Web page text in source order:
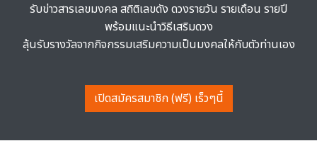
รับข่าวสารเลขมงคล สถิติเลขดัง ดวงรายวัน รายเดือน รายปี
พร้อมแนะนำวิธีเสริมดวง
ลุ้นรับรางวัลจากกิจกรรมเสริมความเป็นมงคลให้กับตัวท่านเอง
เปิดสมัครสมาชิก (ฟรี) เร็วๆนี้